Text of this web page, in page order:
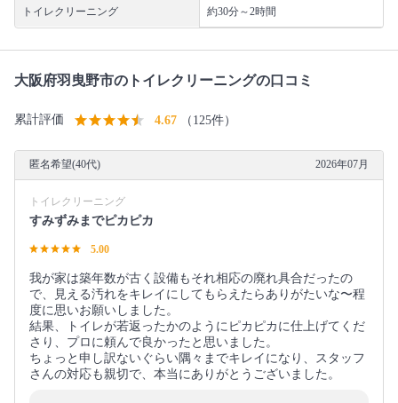
トイレクリーニング 約30分～2時間
大阪府羽曳野市のトイレクリーニングの口コミ
累計評価 4.67 （125件）
匿名希望(40代) 2026年07月
トイレクリーニング
すみずみまでピカピカ
5.00
我が家は築年数が古く設備もそれ相応の廃れ具合だったの
で、見える汚れをキレイにしてもらえたらありがたいな〜程
度に思いお願いしました。
結果、トイレが若返ったかのようにピカピカに仕上げてくだ
さり、プロに頼んで良かったと思いました。
ちょっと申し訳ないぐらい隅々までキレイになり、スタッフ
さんの対応も親切で、本当にありがとうございました。